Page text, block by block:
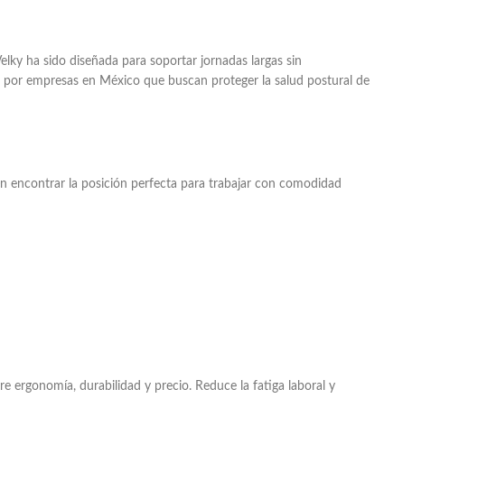
ha sido diseñada para soportar jornadas largas sin
empresas en México que buscan proteger la salud postural de
encontrar la posición perfecta para trabajar con comodidad
ergonomía, durabilidad y precio. Reduce la fatiga laboral y